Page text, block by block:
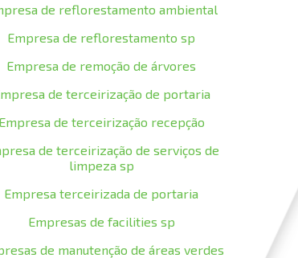
de reflorestamento ambiental
Empresa de reflorestamento sp
Empresa de remoção de árvores
de terceirização de portaria
Empresa de terceirização recepção
de terceirização de serviços de
limpeza sp
Empresa terceirizada de portaria
Empresas de facilities sp
de manutenção de áreas verdes